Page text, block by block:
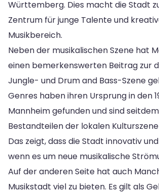
Württemberg. Dies macht die Stadt
Zentrum für junge Talente und
Musikbereich.
Neben der musikalischen Szene hat
einen bemerkenswerten Beitrag zur
Jungle- und Drum and Bass-Szene
Genres haben ihren Ursprung in den
Mannheim gefunden und sind
Bestandteilen der lokalen
Das zeigt, dass die Stadt innovativ
wenn es um neue musikalische
Auf der anderen Seite hat auch
Musikstadt viel zu bieten. Es gilt als